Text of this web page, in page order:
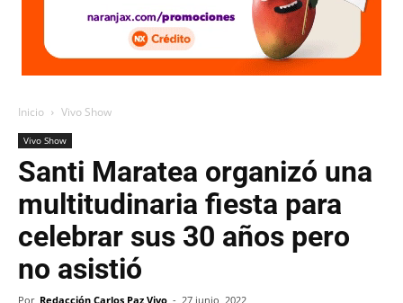
Inicio Vivo Show
Vivo Show
Santi Maratea organizó una
multitudinaria fiesta para
celebrar sus 30 años pero
no asistió
Por Redacción Carlos Paz Vivo - 27 junio, 2022